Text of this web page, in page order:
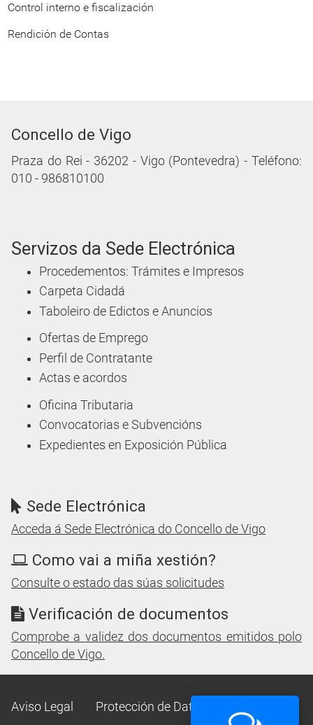
Control interno e fiscalización
Rendición de Contas
Concello de Vigo
Praza do Rei - 36202 - Vigo (Pontevedra) - Teléfono:
010 - 986810100
Servizos da Sede Electrónica
Procedementos: Trámites e Impresos
Carpeta Cidadá
Taboleiro de Edictos e Anuncios
Ofertas de Emprego
Perfil de Contratante
Actas e acordos
Oficina Tributaria
Convocatorias e Subvencións
Expedientes en Exposición Pública
Sede Electrónica
Acceda á Sede Electrónica do Concello de Vigo
Como vai a miña xestión?
Consulte o estado das súas solicitudes
Verificación de documentos
Comprobe a validez dos documentos emitidos polo
Concello de Vigo.
Aviso Legal Protección de Datos